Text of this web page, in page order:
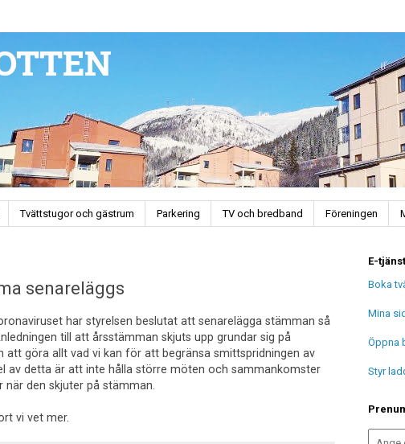
Tvättstugor och gästrum Parkering TV och bredband Föreningen
senareläggs
har styrelsen beslutat att senarelägga stämman så
till att årsstämman skjuts upp grundar sig på
att göra allt vad vi kan för att begränsa smittspridningen av
av detta är att inte hålla större möten och sammankomster
den skjuter på stämman.
vi vet mer.
E-
Boka
Mina
Öppna
Styr